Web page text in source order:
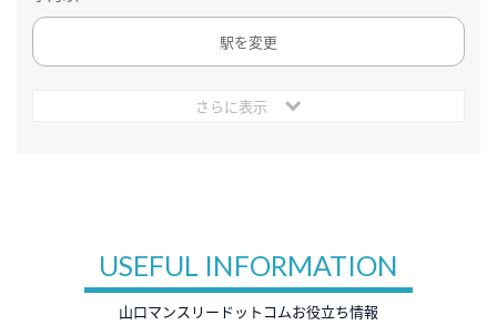
駅を変更
さらに表示
USEFUL INFORMATION
山口マンスリードットコムお役立ち情報